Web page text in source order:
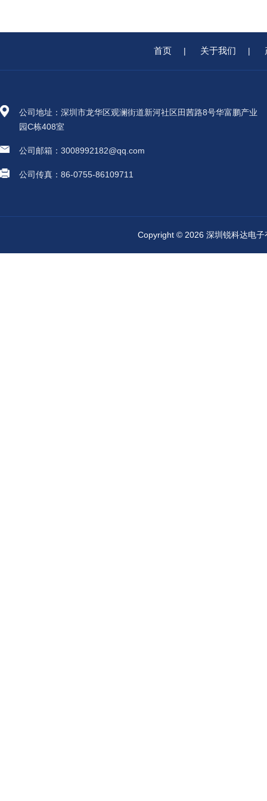
首页 | 关于我们 |
公司地址：深圳市龙华区观澜街道新河社区田茜路8号华富鹏产业
园C栋408室
公司邮箱：3008992182@qq.com
公司传真：86-0755-86109711
Copyright © 2026 深圳锐科达电